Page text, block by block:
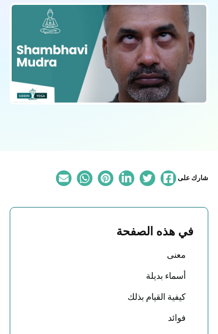
شارك على
في هذه الصفحة
معنى
أسماء بديلة
كيفية القيام بذلك
فوائد